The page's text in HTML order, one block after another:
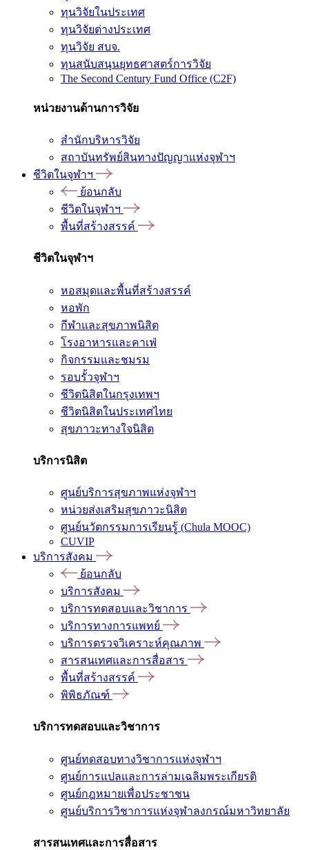
ทุนวิจัยในประเทศ
ทุนวิจัยต่างประเทศ
ทุนวิจัย สบจ.
ทุนสนับสนุนยุทธศาสตร์การวิจัย
The Second Century Fund Office (C2F)
หน่วยงานด้านการวิจัย
สำนักบริหารวิจัย
สถาบันทรัพย์สินทางปัญญาแห่งจุฬาฯ
ชีวิตในจุฬาฯ
ย้อนกลับ
ชีวิตในจุฬาฯ
พื้นที่สร้างสรรค์
ชีวิตในจุฬาฯ
หอสมุดและพื้นที่สร้างสรรค์
หอพัก
กีฬาและสุขภาพนิสิต
โรงอาหารและคาเฟ่
กิจกรรมและชมรม
รอบรั้วจุฬาฯ
ชีวิตนิสิตในกรุงเทพฯ
ชีวิตนิสิตในประเทศไทย
สุขภาวะทางใจนิสิต
บริการนิสิต
ศูนย์บริการสุขภาพแห่งจุฬาฯ
หน่วยส่งเสริมสุขภาวะนิสิต
ศูนย์นวัตกรรมการเรียนรู้ (Chula MOOC)
CUVIP
บริการสังคม
ย้อนกลับ
บริการสังคม
บริการทดสอบและวิชาการ
บริการทางการแพทย์
บริการตรวจวิเคราะห์คุณภาพ
สารสนเทศและการสื่อสาร
พื้นที่สร้างสรรค์
พิพิธภัณฑ์
บริการทดสอบและวิชาการ
ศูนย์ทดสอบทางวิชาการแห่งจุฬาฯ
ศูนย์การแปลและการล่ามเฉลิมพระเกียรติ
ศูนย์กฎหมายเพื่อประชาชน
ศูนย์บริการวิชาการแห่งจุฬาลงกรณ์มหาวิทยาลัย
สารสนเทศและการสื่อสาร